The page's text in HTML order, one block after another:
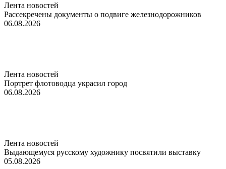
Лента новостей
Рассекречены документы о подвиге железнодорожников
06.08.2026
Лента новостей
Портрет флотоводца украсил город
06.08.2026
Лента новостей
Выдающемуся русскому художнику посвятили выставку
05.08.2026